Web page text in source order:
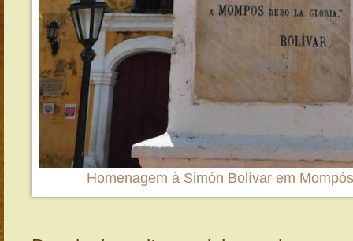
Homenagem à Simón Bolívar em